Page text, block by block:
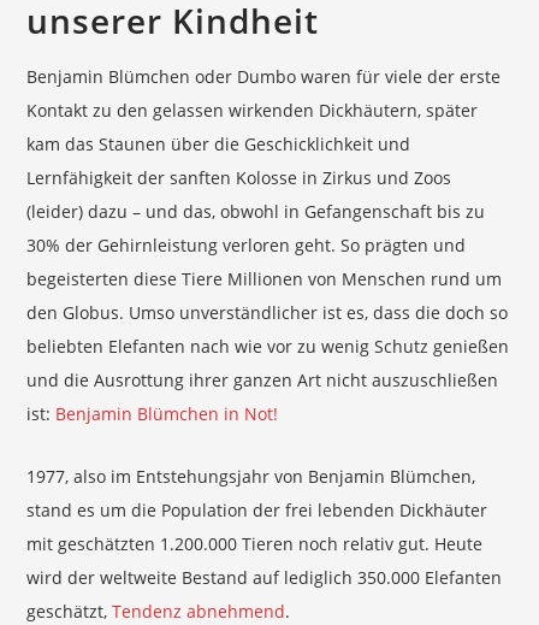
unserer Kindheit
Benjamin Blümchen oder Dumbo waren für viele der erste
Kontakt zu den gelassen wirkenden Dickhäutern, später
kam das Staunen über die Geschicklichkeit und
Lernfähigkeit der sanften Kolosse in Zirkus und Zoos
(leider) dazu – und das, obwohl in Gefangenschaft bis zu
30% der Gehirnleistung verloren geht. So prägten und
begeisterten diese Tiere Millionen von Menschen rund um
den Globus. Umso unverständlicher ist es, dass die doch so
beliebten Elefanten nach wie vor zu wenig Schutz genießen
und die Ausrottung ihrer ganzen Art nicht auszuschließen
ist: Benjamin Blümchen in Not!
1977, also im Entstehungsjahr von Benjamin Blümchen,
stand es um die Population der frei lebenden Dickhäuter
mit geschätzten 1.200.000 Tieren noch relativ gut. Heute
wird der weltweite Bestand auf lediglich 350.000 Elefanten
geschätzt,Tendenz abnehmend.